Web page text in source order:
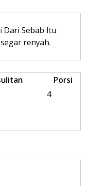
Dari Sebab Itu
renyah.
Porsi
4